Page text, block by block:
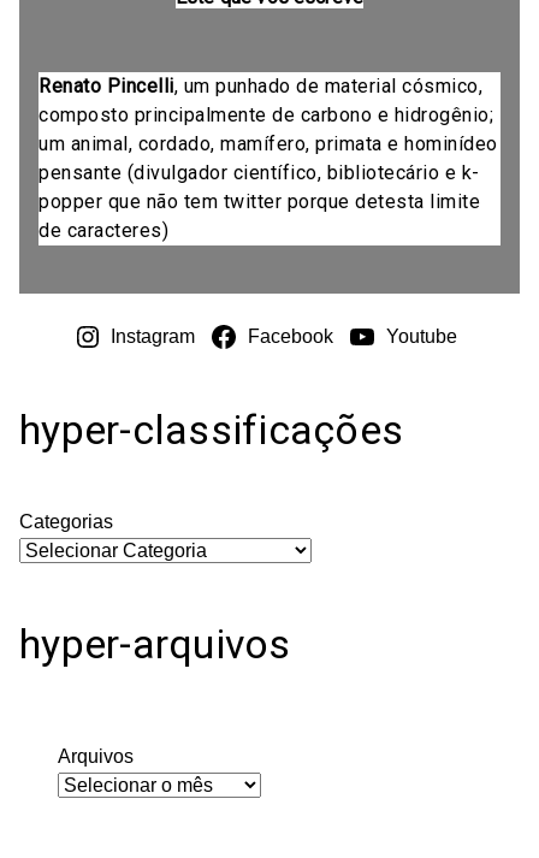
Renato Pincelli, um punhado de material cósmico,
composto principalmente de carbono e hidrogênio;
um animal, cordado, mamífero, primata e hominídeo
pensante (divulgador científico, bibliotecário e k-
popper que não tem twitter porque detesta limite
de caracteres)
Instagram Facebook Youtube
hyper-classificações
Categorias
hyper-arquivos
Arquivos